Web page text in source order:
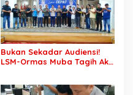
Tuntas
Bukan Sekadar Audiensi!
LSM-Ormas Muba Tagih Aksi
Konflik Agraria